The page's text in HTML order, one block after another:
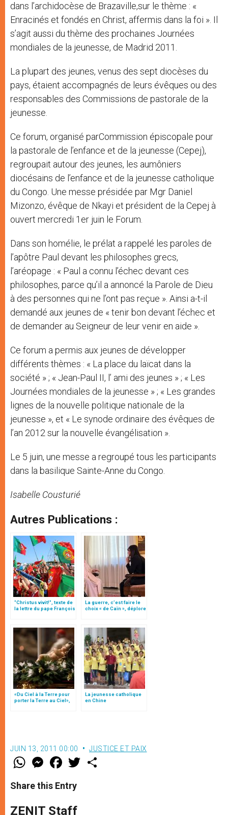
dans l’archidocèse de Brazaville,sur le thème : «
Enracinés et fondés en Christ, affermis dans la foi ». Il
s’agit aussi du thème des prochaines Journées
mondiales de la jeunesse, de Madrid 2011.
La plupart des jeunes, venus des sept diocèses du
pays, étaient accompagnés de leurs évêques ou des
responsables des Commissions de pastorale de la
jeunesse.
Ce forum, organisé parCommission épiscopale pour
la pastorale de l’enfance et de la jeunesse (Cepej),
regroupait autour des jeunes, les aumôniers
diocésains de l’enfance et de la jeunesse catholique
du Congo. Une messe présidée par Mgr Daniel
Mizonzo, évêque de Nkayi et président de la Cepej à
ouvert mercredi 1er juin le Forum.
Dans son homélie, le prélat a rappelé les paroles de
l’apôtre Paul devant les philosophes grecs,
l’aréopage : « Paul a connu l’échec devant ces
philosophes, parce qu’il a annoncé la Parole de Dieu
à des personnes qui ne l’ont pas reçue ». Ainsi a-t-il
demandé aux jeunes de « tenir bon devant l’échec et
de demander au Seigneur de leur venir en aide ».
Ce forum a permis aux jeunes de développer
différents thèmes : « La place du laïcat dans la
société » ; « Jean-Paul II, l’ ami des jeunes » ; « Les
Journées mondiales de la jeunesse » ; « Les grandes
lignes de la nouvelle politique nationale de la
jeunesse », et « Le synode ordinaire des évêques de
l’an 2012 sur la nouvelle évangélisation ».
Le 5 juin, une messe a regroupé tous les participants
dans la basilique Sainte-Anne du Congo.
Isabelle Cousturié
Autres Publications :
"Christus vivit!", texte de
la lettre du pape François
La guerre, c’est faire le
choix « de Caïn », déplore
«Du Ciel à la Terre pour
porter la Terre au Ciel»,
La jeunesse catholique
en Chine
JUIN 13, 2011 00:00 JUSTICE ET PAIX
W
t
s
p
M
e
s
e
g
F
a
e
b
o
w
Share this Entry
ZENIT Staff